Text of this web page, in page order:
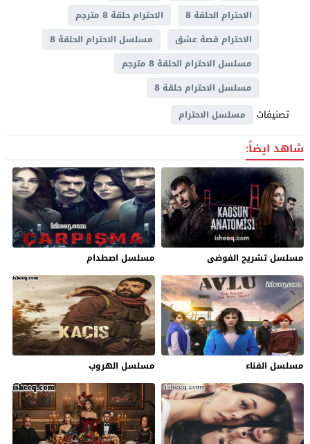
الاحترام الحلقة 8
الاحترام حلقة 8 مترجم
الاحترام قصة عشق
مسلسل الاحترام الحلقة 8
مسلسل الاحترام الحلقة 8 مترجم
مسلسل الاحترام حلقة 8
تصنيفات مسلسل الاحترام
شاهد ايضاً:
مسلسل تشريح الفوضى مسلسل اصطدام
مسلسل الفناء مسلسل الهروب